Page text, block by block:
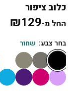
כלוב ציפור
החל מ- ₪129
בחר צבע: שחור